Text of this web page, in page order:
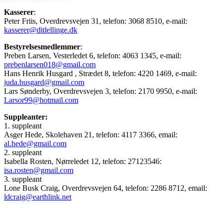
Kasserer:
Peter Friis, Overdrevsvejen 31, telefon: 3068 8510, e-mail:
kasserer@ditlellinge.dk
Bestyrelsesmedlemmer:
Preben Larsen, Vesterledet 6, telefon: 4063 1345, e-mail:
prebenlarsen018@gmail.com
Hans Henrik Husgard , Strædet 8, telefon: 4220 1469, e-mail:
juda.husgard@gmail.com
Lars Sønderby, Overdrevsvejen 3, telefon: 2170 9950, e-mail:
Larsor99@hotmail.com
Suppleanter:
1. suppleant
Asger Hede, Skolehaven 21, telefon: 4117 3366, email:
al.hede@gmail.com
2. suppleant
Isabella Rosten, Nørreledet 12, telefon: 27123546:
isa.rosten@gmail.com
3. suppleant
Lone Busk Craig, Overdrevsvejen 64, telefon: 2286 8712, email:
ldcraig@earthlink.net